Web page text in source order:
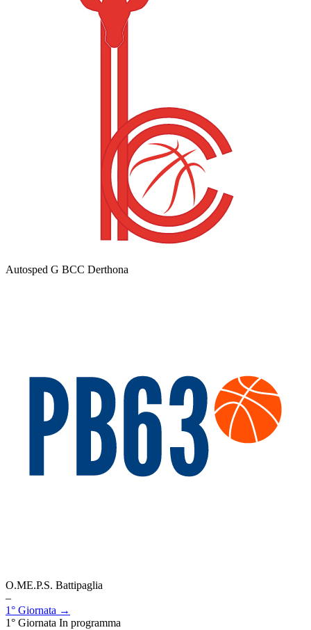
Autosped G BCC Derthona
O.ME.P.S. Battipaglia
–
1° Giornata →
1° Giornata In programma